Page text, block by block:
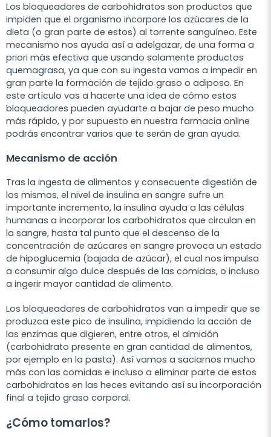
Los bloqueadores de carbohidratos son productos que
impiden que el organismo incorpore los azúcares de la
dieta (o gran parte de estos) al torrente sanguíneo. Este
mecanismo nos ayuda así a adelgazar, de una forma a
priori más efectiva que usando solamente productos
quemagrasa, ya que con su ingesta vamos a impedir en
gran parte la formación de tejido graso o adiposo. En
este artículo vas a hacerte una idea de cómo estos
bloqueadores pueden ayudarte a bajar de peso mucho
más rápido, y por supuesto en nuestra farmacia online
podrás encontrar varios que te serán de gran ayuda.
Mecanismo de acción
Tras la ingesta de alimentos y consecuente digestión de
los mismos, el nivel de insulina en sangre sufre un
importante incremento, la insulina ayuda a las células
humanas a incorporar los carbohidratos que circulan en
la sangre, hasta tal punto que el descenso de la
concentración de azúcares en sangre provoca un estado
de hipoglucemia (bajada de azúcar), el cual nos impulsa
a consumir algo dulce después de las comidas, o incluso
a ingerir mayor cantidad de alimento.
Los bloqueadores de carbohidratos van a impedir que se
produzca este pico de insulina, impidiendo la acción de
las enzimas que digieren, entre otros, el almidón
(carbohidrato presente en gran cantidad de alimentos,
por ejemplo en la pasta). Así vamos a saciarnos mucho
más con las comidas e incluso a eliminar parte de estos
carbohidratos en las heces evitando así su incorporación
final a tejido graso corporal.
¿Cómo tomarlos?